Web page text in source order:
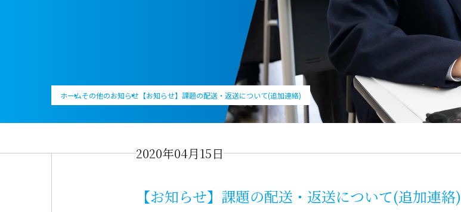
ホームその他のお知らせ 【お知らせ】課題の配送・返送について(追加連絡)
2020年04月15日
【お知らせ】課題の配送・返送について(追加連絡)